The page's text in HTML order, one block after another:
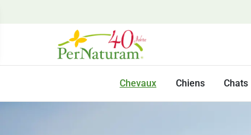
Chevaux Chiens Chats